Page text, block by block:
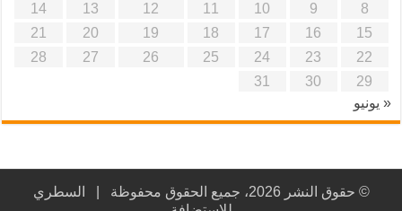
8
9
10
11
12
13
14
15
16
17
18
19
20
21
22
23
24
25
26
27
28
29
30
31
« يونيو
© حقوق النشر 2026، جميع الحقوق محفوظة |
السطري